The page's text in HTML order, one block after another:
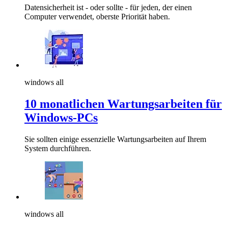
Datensicherheit ist - oder sollte - für jeden, der einen
Computer verwendet, oberste Priorität haben.
windows all
10 monatlichen Wartungsarbeiten für
Windows-PCs
Sie sollten einige essenzielle Wartungsarbeiten auf Ihrem
System durchführen.
windows all